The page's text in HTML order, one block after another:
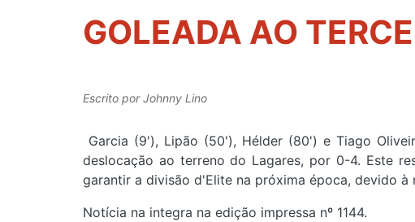
GOLEADA AO
Escrito porJohnny Lino
Garcia (9'), Lipão (50'), Hélder (80') e Tiago
deslocação ao terreno do Lagares, por 0-4. Este
garantir a divisão d'Elite na próxima época, devido
Notícia na integra na edição impressa nº 1144.